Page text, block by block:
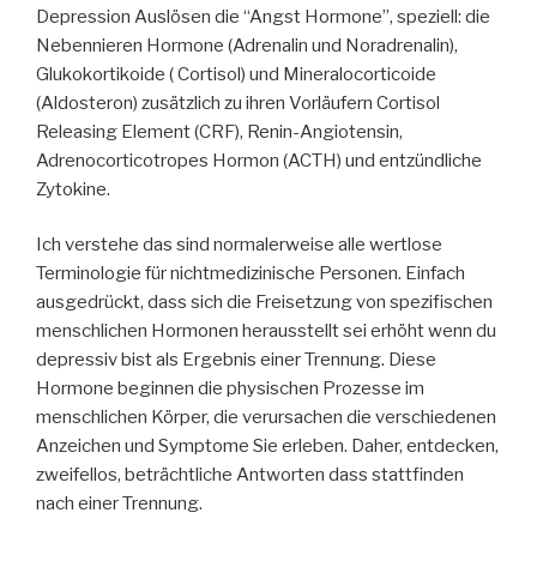
Depression Auslösen die “Angst Hormone”, speziell: die
Nebennieren Hormone (Adrenalin und Noradrenalin),
Glukokortikoide ( Cortisol) und Mineralocorticoide
(Aldosteron) zusätzlich zu ihren Vorläufern Cortisol
Releasing Element (CRF), Renin-Angiotensin,
Adrenocorticotropes Hormon (ACTH) und entzündliche
Zytokine.
Ich verstehe das sind normalerweise alle wertlose
Terminologie für nichtmedizinische Personen. Einfach
ausgedrückt, dass sich die Freisetzung von spezifischen
menschlichen Hormonen herausstellt sei erhöht wenn du
depressiv bist als Ergebnis einer Trennung. Diese
Hormone beginnen die physischen Prozesse im
menschlichen Körper, die verursachen die verschiedenen
Anzeichen und Symptome Sie erleben. Daher, entdecken,
zweifellos, beträchtliche Antworten dass stattfinden
nach einer Trennung.